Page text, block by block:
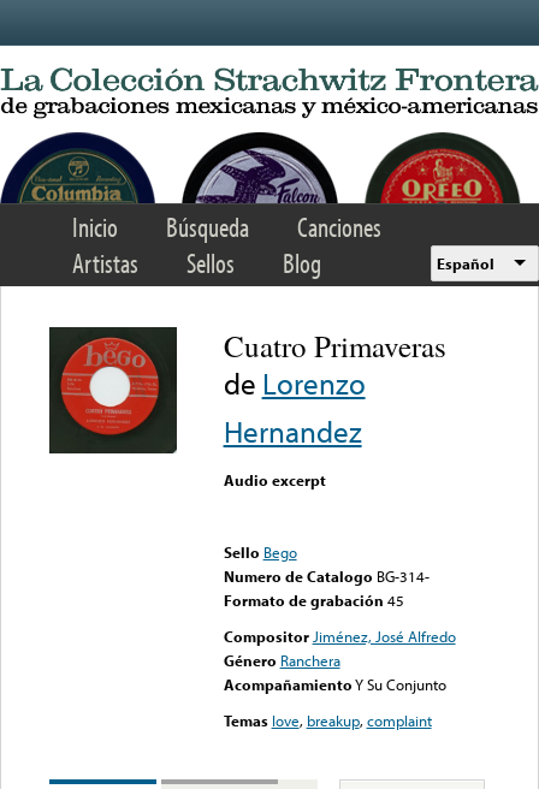
Inicio Búsqueda
Canciones
Artistas
Sellos Blog Español
Cuatro Primaveras
de Lorenzo
Hernandez
Audio excerpt
Sello Bego
Numero de Catalogo BG-314-
Formato de grabación 45
Compositor Jiménez, José Alfredo
Género Ranchera
AcompañamientoY Su Conjunto
Temas love, breakup,complaint